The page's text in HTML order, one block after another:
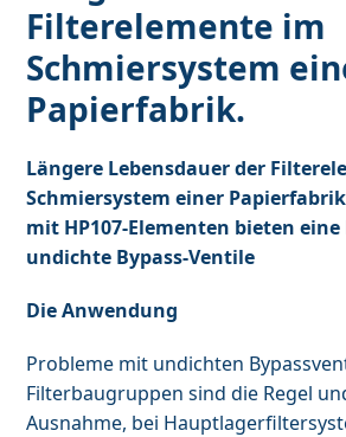
Filterelemente im
Schmiersystem
Papierfabrik.
Längere Lebensdauer der
Schmiersystem einer Papierfabrik
mit HP107-Elementen bieten
undichte Bypass-Ventile
Die Anwendung
Probleme mit undichten
Filterbaugruppen sind die Regel
Ausnahme, bei